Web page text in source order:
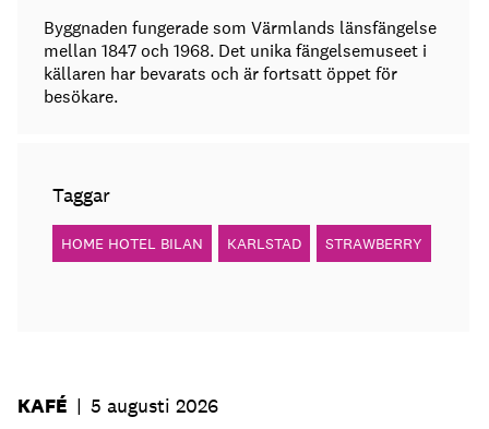
Byggnaden fungerade som Värmlands länsfängelse
mellan 1847 och 1968. Det unika fängelsemuseet i
källaren har bevarats och är fortsatt öppet för
besökare.
Taggar
HOME HOTEL BILAN KARLSTAD STRAWBERRY
KAFÉ | 5 augusti 2026